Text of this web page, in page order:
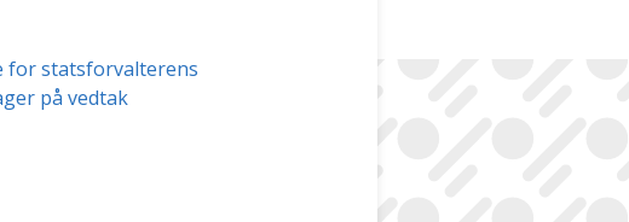
for statsforvalterens
på vedtak